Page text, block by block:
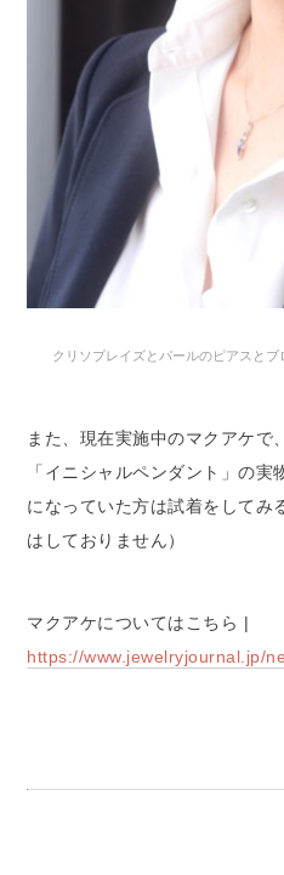
クリソプレイズとパールのピアスとブ
また、現在実施中のマクアケで
「イニシャルペンダント」の
になっていた方は試着をしてみ
はしておりません）
マクアケについてはこちら |
https://www.jewelryjournal.jp/